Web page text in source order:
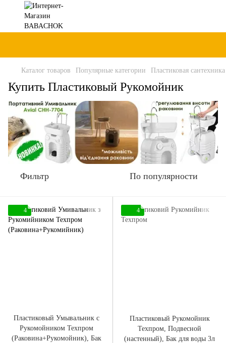
Каталог товаров Популярные категории Пластиковая сантехника
Купить Пластиковый Рукомойник
Фильтр По популярности
4
Пластиковый Умывальник с
Рукомойником Техпром
(Раковина+Рукомойник), Бак
4
Пластиковый Рукомойник
Техпром, Подвесной
(настенный), Бак для воды 3л